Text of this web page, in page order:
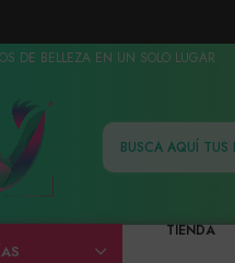
DE BELLEZA EN UN SOLO LUGAR
TIENDA